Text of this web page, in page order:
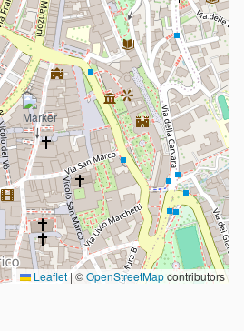
Leaflet | ©OpenStreetMapcontributors